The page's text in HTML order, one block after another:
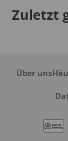
Zuletzt
Über uns